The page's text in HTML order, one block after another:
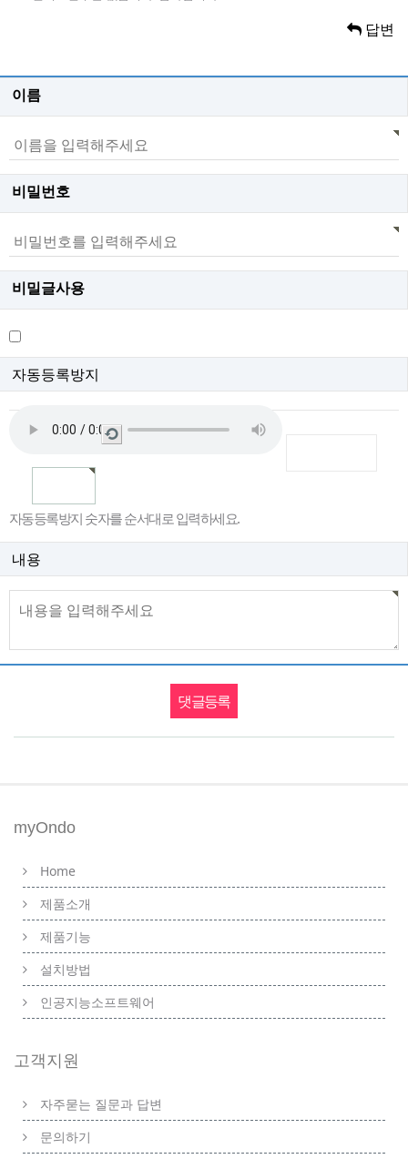
답변
이름
비밀번호
비밀글사용
자동등록방지
새
자동등록방지 숫자를 순서대로 입력하세요.
내용
myOndo
Home
제품소개
제품기능
설치방법
인공지능소프트웨어
고객지원
자주묻는 질문과 답변
문의하기